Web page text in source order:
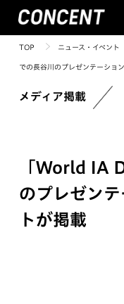
TOP ニュース・イベント
での長谷川のプレゼンテーショ
メディア掲載
「World IA
のプレゼン
トが掲載